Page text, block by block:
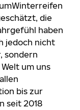
die
haben
jedoch nicht
sondern
um uns
bis zur
seit 2018